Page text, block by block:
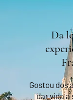
Da
Gostou dos
dar vida a